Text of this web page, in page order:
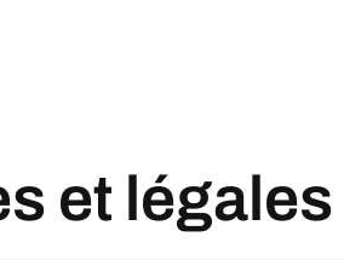
et légales